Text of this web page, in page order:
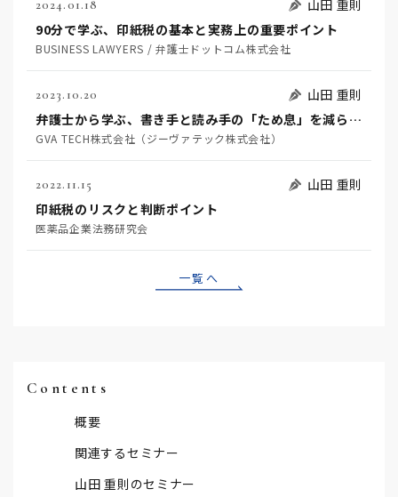
2024.01.18
山田 重則
90分で学ぶ、印紙税の基本と実務上の重要ポイント
BUSINESS LAWYERS / 弁護士ドットコム株式会社
2023.10.20
山田 重則
弁護士から学ぶ、書き手と読み手の「ため息」を減らす文章の書き方
GVA TECH株式会社（ジーヴァテック株式会社）
2022.11.15
山田 重則
印紙税のリスクと判断ポイント
医薬品企業法務研究会
一覧へ
Contents
概要
関連するセミナー
山田 重則のセミナー